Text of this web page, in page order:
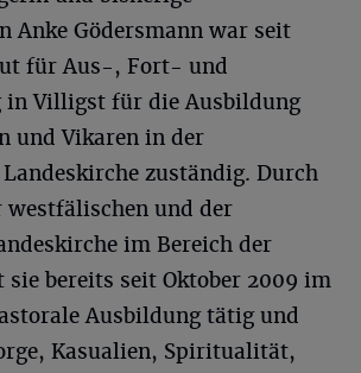
Anke Gödersmann war seit
für Aus-, Fort- und
in Villigst für die Ausbildung
und Vikaren in der
zuständig. Durch
westfälischen und der
im Bereich der
bereits seit Oktober 2009 im
Ausbildung tätig und
Kasualien, Spiritualität,